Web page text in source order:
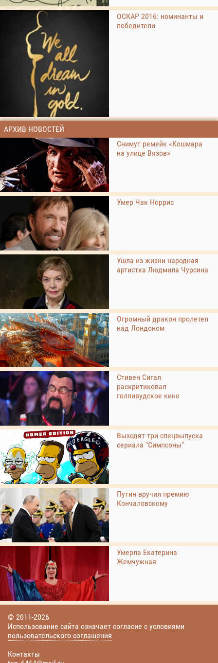
ОСКАР 2016: номинанты и
победители
АРХИВ НОВОСТЕЙ
Снимут ремейк «Кошмара
на улице Вязов»
Умер Чак Норрис
Ушла из жизни народная
артистка Людмила Чурсина
Огромный дракон пролетел
над Лондоном
Стивен Сигал
раскритиковал
голливудское кино
Выходят три спецвыпуска
сериала "Симпсоны"
Путин вручил премию
Кончаловскому
Умерла Екатерина
Жемчужная
© 2011-2026
Использование сайта означает согласие с условиями
пользовательского соглашения
Контакты